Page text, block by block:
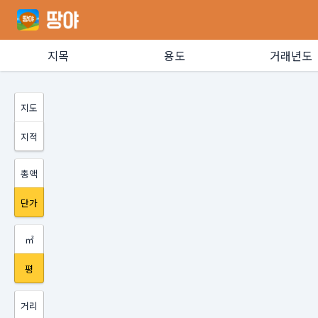
지목 용도 거래년도
지도
지적
총액
단가
㎡
평
거리